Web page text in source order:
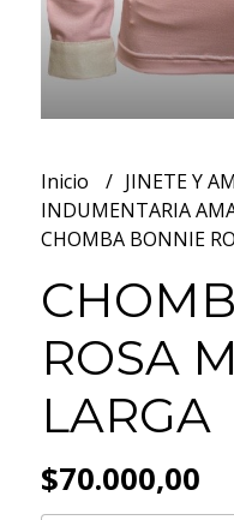
Inicio
JINETE Y
INDUMENTARIA
CHOMBA BONNIE
ROSA
LARGA
$70.000,00